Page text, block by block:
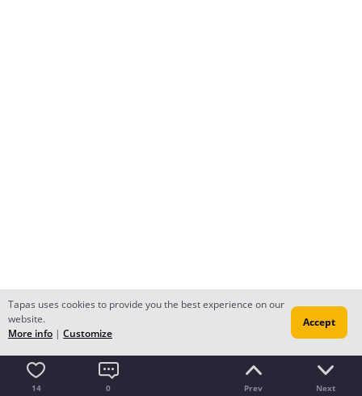
14 0 Prev Next
Tapas uses cookies to provide you the best experience on our
website.
More info | Customize
Accept